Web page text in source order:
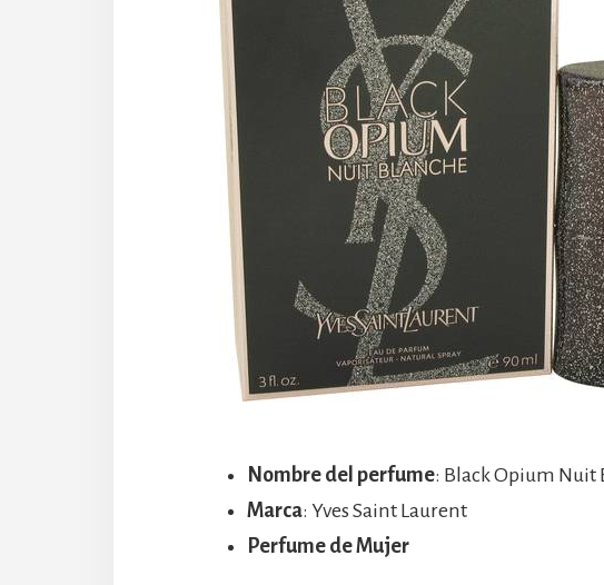
Nombre del perfume: Black Opium Nuit
Marca: Yves Saint Laurent
Perfume de Mujer